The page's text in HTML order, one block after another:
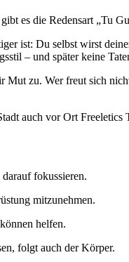
es die Redensart „Tu
ist: Du selbst wirst
– und später keine
Mut zu. Wer freut sich
auch vor Ort Freeletics
fokussieren.
mitzunehmen.
helfen.
folgt auch der Körper.